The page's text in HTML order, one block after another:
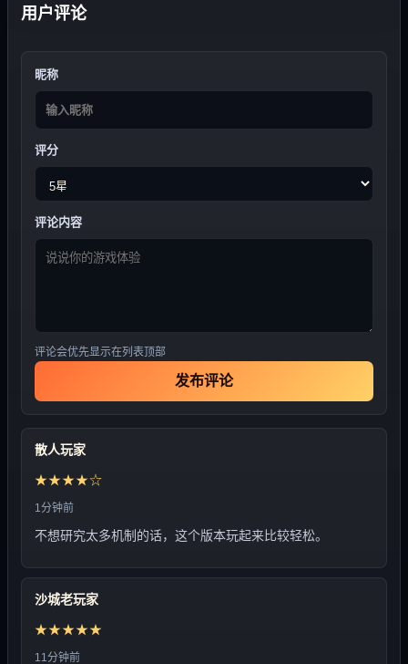
用户评论
昵称
评分
评论内容
评论会优先显示在列表顶部
发布评论
散人玩家
★★★★☆
1分钟前
不想研究太多机制的话，这个版本玩起来比较轻松。
沙城老玩家
★★★★★
11分钟前